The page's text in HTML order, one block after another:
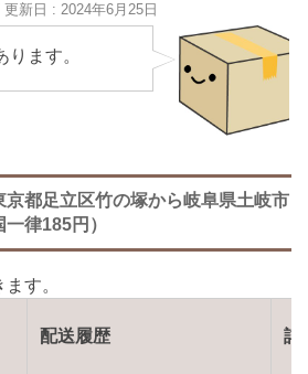
更新日 : 2024年6月25日
ます。
京都足立区竹の塚から岐阜県土岐市
律185円）
配送履歴 詳